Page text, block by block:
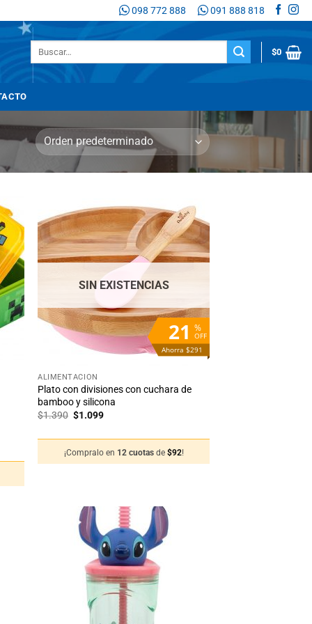
098 772 888 091 888 818
$0
%
OFF
21
Ahorra $291
Añadir
a la
lista
de
SIN EXISTENCIAS
ALIMENTACIÓN
Plato con divisiones con cuchara de
bamboo y silicona
$1.390 El
$1.390.
$1.099El
$1.099.
¡Compralo en 12 cuotas de $92!